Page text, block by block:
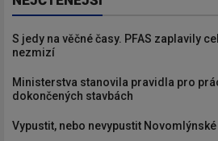
S jedy na věčné časy. PFAS zaplavily
nezmizí
Ministerstva stanovila pravidla pro
dokončených stavbách
Vypustit, nebo nevypustit